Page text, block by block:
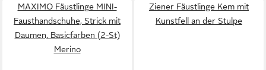
MAXIMO Fäustlinge MINI-
Fausthandschuhe, Strick mit
Daumen, Basicfarben (2-St)
Merino
Ziener Fäustlinge Kem mit
Kunstfell an der Stulpe